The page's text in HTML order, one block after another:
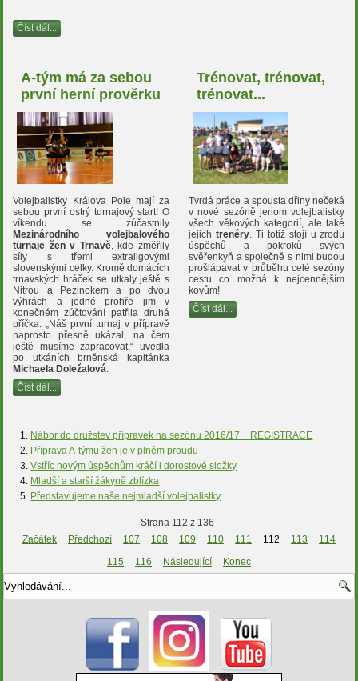
Číst dál...
A-tým má za sebou
první herní prověrku
Volejbalistky Králova Pole mají za
sebou první ostrý turnajový start! O
víkendu se zúčastnily
Mezinárodního volejbalového
turnaje žen v Trnavě, kde změřily
síly s třemi extraligovými
slovenskými celky. Kromě domácích
trnavských hráček se utkaly ještě s
Nitrou a Pezinokem a po dvou
výhrách a jedné prohře jim v
konečném zúčtování patřila druhá
příčka. „Náš první turnaj v přípravě
naprosto přesně ukázal, na čem
ještě musíme zapracovat,“ uvedla
po utkáních brněnská kapitánka
Michaela Doležalová
Číst dál...
Trénovat, trénovat,
trénovat...
Tvrdá práce a spousta dřiny nečeká
v nové sezóně jenom volejbalistky
všech věkových kategorií, ale také
jejich trenéry. Ti totiž stojí u zrodu
úspěchů a pokroků svých
svěřenkyň a společně s nimi budou
prošlápavat v průběhu celé sezóny
cestu co možná k nejcennějším
kovům!
Číst dál...
Nábor do družstev přípravek na sezónu 2016/17 + REGISTRACE
Příprava A-týmu žen je v plném proudu
Vstříc novým úspěchům kráčí i dorostové složky
Mladší a starší žákyně zblízka
Představujeme naše nejmladší volejbalistky
Strana 112 z 136
Začátek
Předchozí 107 108 109 110 111 112 113
114
115
116 Následující Konec